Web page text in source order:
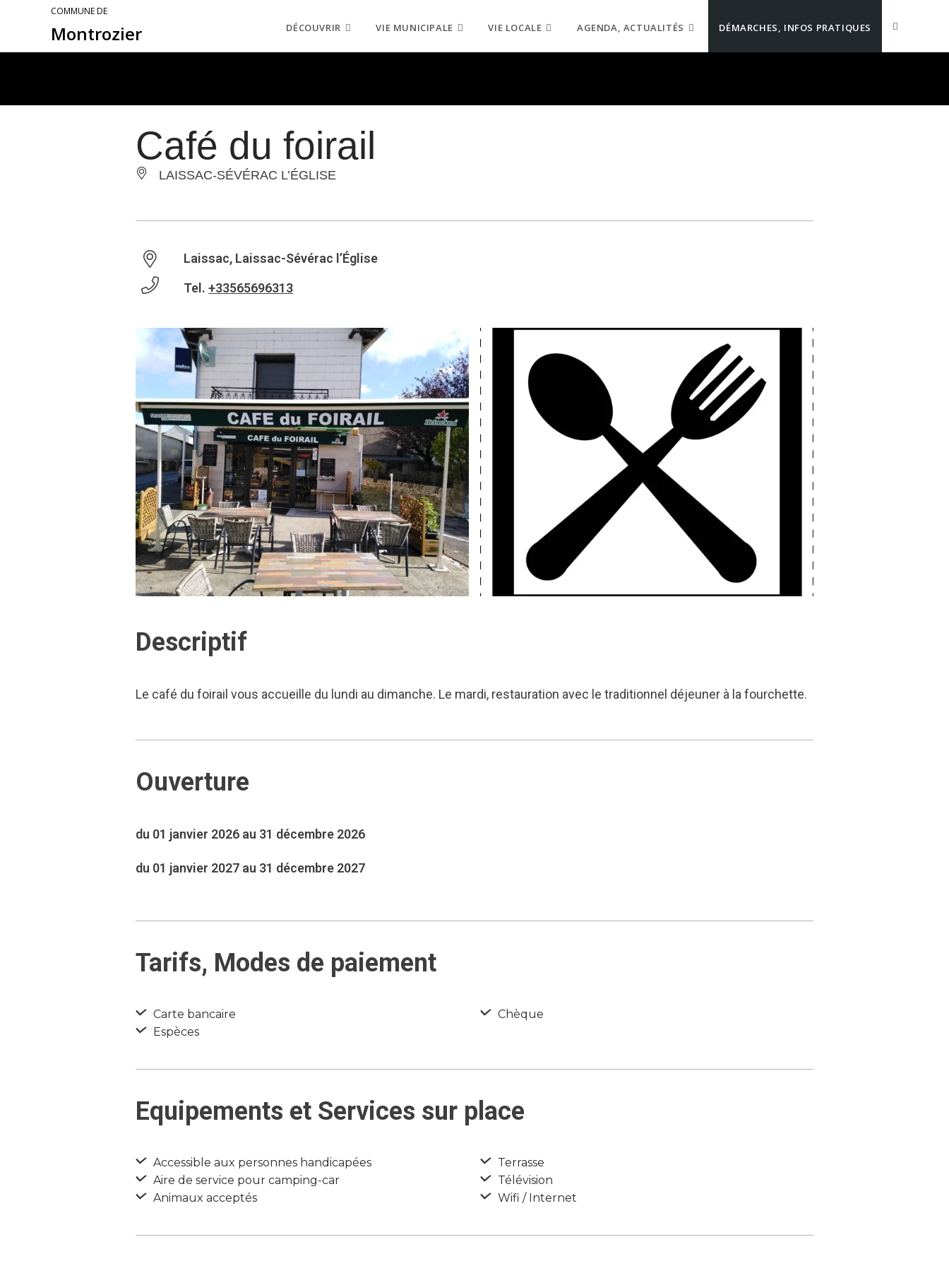
COMMUNE DE
Montrozier DÉCOUVRIR VIE MUNICIPALE VIE LOCALE AGENDA, ACTUALITÉS DÉMARCHES, INFOS PRATIQUES
Café du foirail
LAISSAC-SÉVÉRAC L’ÉGLISE
Laissac, Laissac-Sévérac l’Église
Tel. +33565696313
Descriptif
Le café du foirail vous accueille du lundi au dimanche. Le mardi, restauration avec le traditionnel déjeuner à la fourchette.
Ouverture
du 01 janvier 2026 au 31 décembre 2026
du 01 janvier 2027 au 31 décembre 2027
Tarifs, Modes de paiement
Carte bancaire
Espèces
Chèque
Equipements et Services sur place
Accessible aux personnes handicapées
Aire de service pour camping-car
Animaux acceptés
Terrasse
Télévision
Wifi / Internet